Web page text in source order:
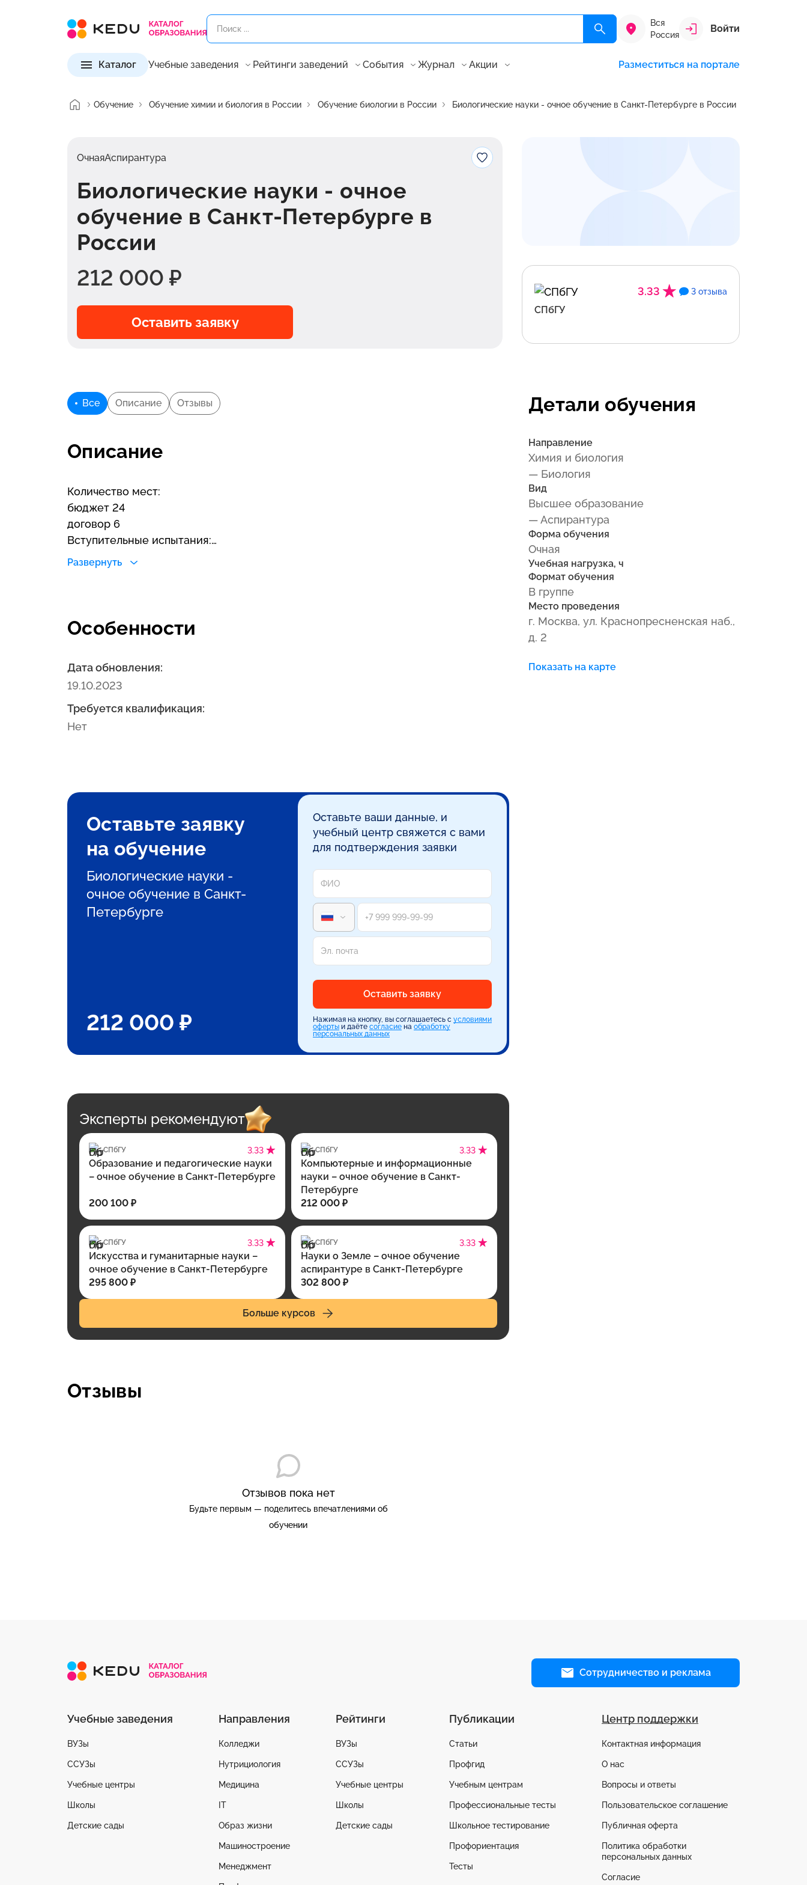
Вся
Россия
Войти
Каталог Учебные заведения Рейтинги заведений События Журнал Акции Разместиться на портале
Обучение Обучение химии и биология в России Обучение биологии в России Биологические науки - очное обучение в Санкт-Петербурге в России
ОчнаяАспирантура
Биологические науки - очное
обучение в Санкт-Петербурге в
России
212 000 ₽
Оставить заявку
3.33 3 отзыва
СПбГУ
Все Описание Отзывы
Описание
Количество мест:
бюджет 24
договор 6
Вступительные испытания:
1 специальная дисциплина
Развернуть
Особенности
Дата обновления:
19.10.2023
Требуется квалификация:
Нет
Оставьте заявку
на обучение
Биологические науки -
очное обучение в Санкт-
Петербурге
212 000 ₽
Оставьте ваши данные, и
учебный центр свяжется с вами
для подтверждения заявки
Оставить заявку
Нажимая на кнопку, вы соглашаетесь с условиями
оферты и даёте согласие на обработку
персональных данных
Эксперты рекомендуют
СПбГУ 3.33
Образование и педагогические науки
– очное обучение в Санкт-Петербурге
200 100 ₽
СПбГУ 3.33
Компьютерные и информационные
науки – очное обучение в Санкт-
Петербурге
212 000 ₽
СПбГУ 3.33
Искусства и гуманитарные науки –
очное обучение в Санкт-Петербурге
295 800 ₽
СПбГУ 3.33
Науки о Земле – очное обучение
аспирантуре в Санкт-Петербурге
302 800 ₽
Больше курсов
Отзывы
Отзывов пока нет
Будьте первым — поделитесь впечатлениями об
обучении
Детали обучения
Направление
Химия и биология
— Биология
Вид
Высшее образование
— Аспирантура
Форма обучения
Очная
Учебная нагрузка, ч
Формат обучения
В группе
Место проведения
г. Москва, ул. Краснопресненская наб.,
д. 2
Показать на карте
Сотрудничество и реклама
Учебные заведения
ВУЗы
ССУЗы
Учебные центры
Школы
Детские сады
Направления
Колледжи
Нутрициология
Медицина
IT
Образ жизни
Машиностроение
Менеджмент
Рейтинги
ВУЗы
ССУЗы
Учебные центры
Школы
Детские сады
Публикации
Статьи
Профгид
Учебным центрам
Профессиональные тесты
Школьное тестирование
Профориентация
Тесты
Центр поддержки
Контактная информация
О нас
Вопросы и ответы
Пользовательское соглашение
Публичная оферта
Политика обработки
персональных данных
Согласие